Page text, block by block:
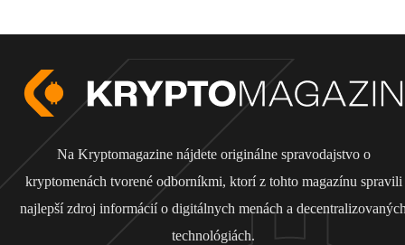
Na Kryptomagazine nájdete originálne spravodajstvo o
kryptomenách tvorené odborníkmi, ktorí z tohto magazínu spravili
najlepší zdroj informácií o digitálnych menách a
technológiách.